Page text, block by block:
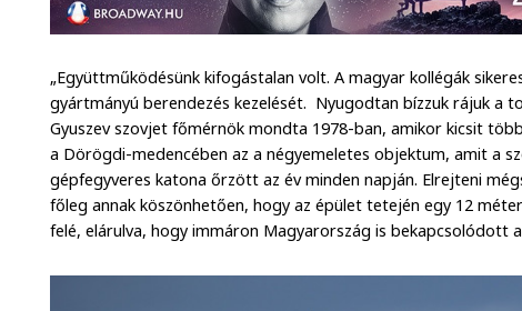
„Együttműködésünk kifogástalan volt. A magyar kollégák
gyártmányú berendezés kezelését. Nyugodtan bízzuk rájuk a
Gyuszev szovjet főmérnök mondta 1978-ban, amikor kicsit
a Dörögdi-medencében az a négyemeletes objektum, amit a
gépfegyveres katona őrzött az év minden napján. Elrejteni
főleg annak köszönhetően, hogy az épület tetején egy 12
felé, elárulva, hogy immáron Magyarország is bekapcsolódott